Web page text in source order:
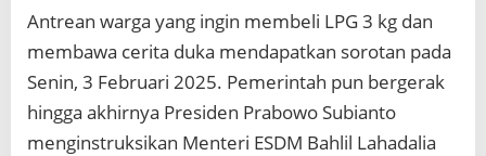
Antrean warga yang ingin membeli LPG 3 kg dan
membawa cerita duka mendapatkan sorotan pada
Senin, 3 Februari 2025. Pemerintah pun bergerak
hingga akhirnya Presiden Prabowo Subianto
menginstruksikan Menteri ESDM Bahlil Lahadalia